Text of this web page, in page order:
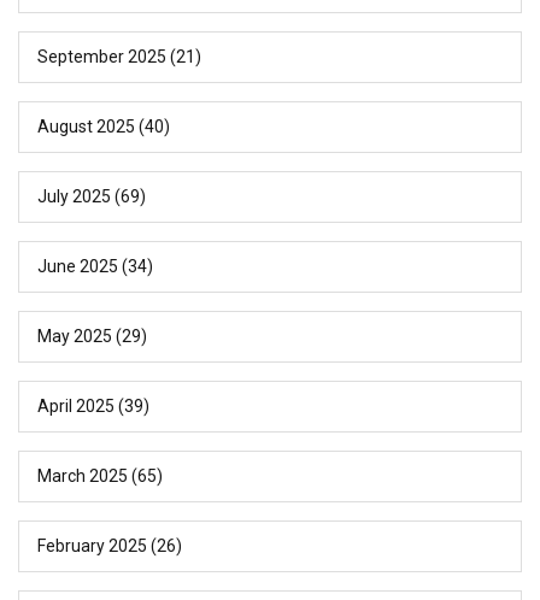
September 2025 (21)
August 2025 (40)
July 2025 (69)
June 2025 (34)
May 2025 (29)
April 2025 (39)
March 2025 (65)
February 2025 (26)